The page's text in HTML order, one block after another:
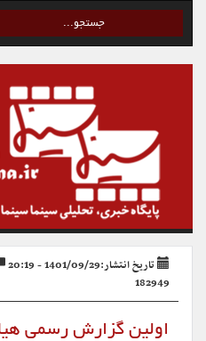
تاریخ انتشار:1401/09/29 - 20:19
182949
اولین گزارش رسمی